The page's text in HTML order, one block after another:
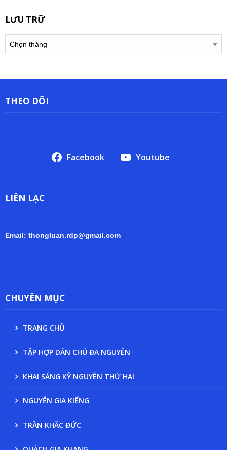
LƯU TRỮ
Lưu
trữ
THEO DÕI
Facebook Youtube
LIÊN LẠC
Email: thongluan.rdp@gmail.com
CHUYÊN MỤC
TRANG CHỦ
TẬP HỢP DÂN CHỦ ĐA NGUYÊN
KHAI SÁNG KỶ NGUYÊN THỨ HAI
NGUYỄN GIA KIỂNG
TRẦN KHẮC ĐỨC